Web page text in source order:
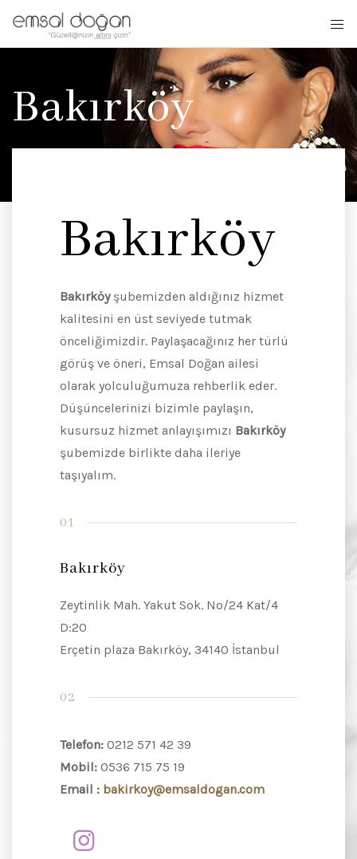
Bakırköy
Bakırköy
Bakırköyşubemizden aldığınız hizmet
kalitesini en üst seviyede tutmak
önceliğimizdir. Paylaşacağınız her türlü
görüş ve öneri, Emsal Doğan ailesi
olarak yolculuğumuza rehberlik eder.
Düşüncelerinizi bizimle paylaşın,
kusursuz hizmet anlayışımızı Bakırköy
şubemizde birlikte daha ileriye
taşıyalım.
01
Bakırköy
Zeytinlik Mah. Yakut Sok. No/24 Kat/4
D:20
Erçetin plaza Bakırköy, 34140 İstanbul
02
Telefon: 0212 571 42 39
Mobil: 0536 715 75 19
Email : bakirkoy@emsaldogan.com